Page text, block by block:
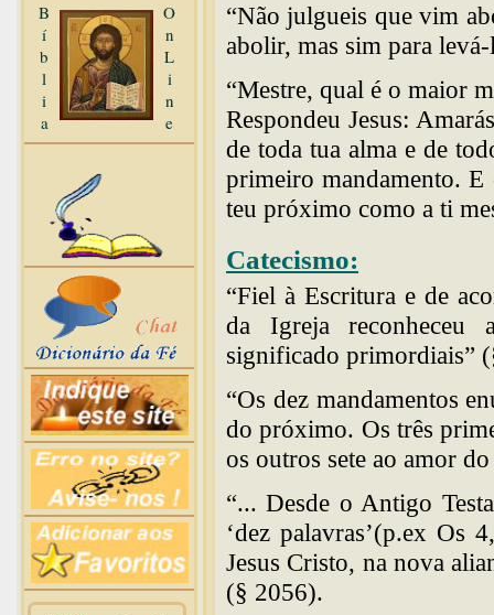
B
í
b
l
i
a
O
n
L
i
n
e
“Não julgueis que vim
abolir, mas sim para
“Mestre, qual é o maior
Respondeu Jesus:
de toda tua alma e de
primeiro mandamento. E
teu próximo como a ti
Catecismo:
“Fiel à Escritura e de
da Igreja reconheceu
significado primordiais”
“Os dez mandamentos
do próximo. Os três
os outros sete ao amor
“... Desde o Antigo
‘dez palavras’(p.ex Os
Jesus Cristo, na nova
(§ 2056).